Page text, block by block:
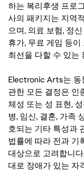
하는 복리후생 프로
사의 패키지는 지역
으며, 의료 보험, 정
휴가, 무료 게임 등
최선을 다할 수 있는
Electronic Arts는 동
관한 모든 결정은 인
체성 또는 성 표현,
병, 임신, 결혼, 가족
호되는 기타 특성과
법률에 따라 전과 기
대상으로 고려합니
대로 장애가 있는 자